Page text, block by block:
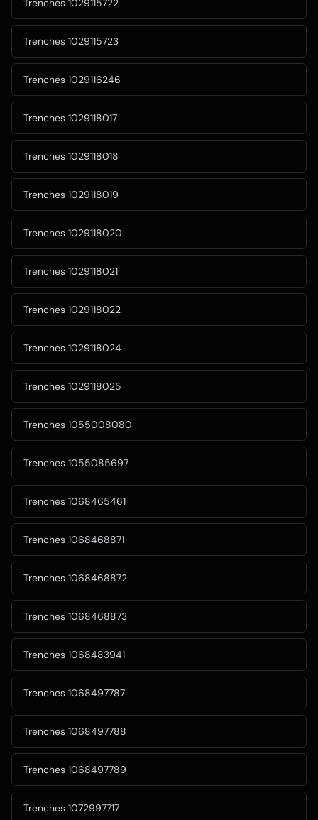
Trenches 1029115722
Trenches 1029115723
Trenches 1029116246
Trenches 1029118017
Trenches 1029118018
Trenches 1029118019
Trenches 1029118020
Trenches 1029118021
Trenches 1029118022
Trenches 1029118024
Trenches 1029118025
Trenches 1055008080
Trenches 1055085697
Trenches 1068465461
Trenches 1068468871
Trenches 1068468872
Trenches 1068468873
Trenches 1068483941
Trenches 1068497787
Trenches 1068497788
Trenches 1068497789
Trenches 1072997717